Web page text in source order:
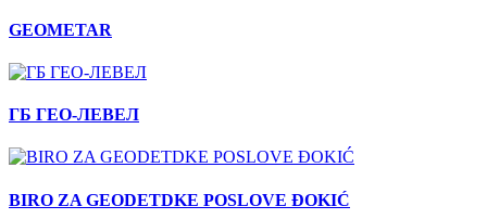
GEOMETAR
ГБ ГЕО-ЛЕВЕЛ
BIRO ZA GEODETDKE POSLOVE ĐOKIĆ